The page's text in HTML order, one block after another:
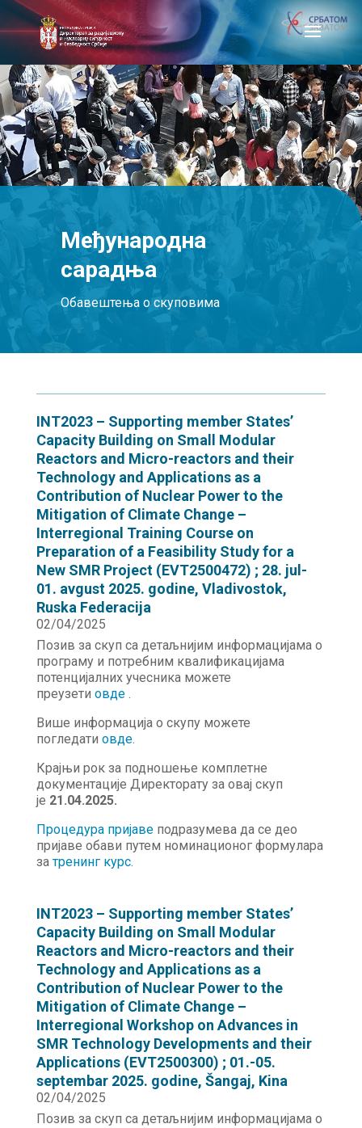
Међународна
сарадња
Обавештења о скуповима
INT2023 – Supporting member States’
Capacity Building on Small Modular
Reactors and Micro-reactors and their
Technology and Applications as a
Contribution of Nuclear Power to the
Mitigation of Climate Change –
Interregional Training Course on
Preparation of a Feasibility Study for a
New SMR Project (EVT2500472) ; 28. jul-
01. avgust 2025. godine, Vladivostok,
Ruska Federacija
02/04/2025
Позив за скуп са детаљнијим информацијама о
програму и потребним квалификацијама
потенцијалних учесника можете
преузети овде .
Више информација о скупу можете
погледати овде.
Крајњи рок за подношење комплетне
документације Директорату за овај скуп
је 21.04.2025.
Процедура пријавеподразумева да се део
пријаве обави путем номинационог формулара
затренинг курс.
INT2023 – Supporting member States’
Capacity Building on Small Modular
Reactors and Micro-reactors and their
Technology and Applications as a
Contribution of Nuclear Power to the
Mitigation of Climate Change –
Interregional Workshop on Advances in
SMR Technology Developments and their
Applications (EVT2500300) ; 01.-05.
septembar 2025. godine, Šangaj, Kina
02/04/2025
Позив за скуп са детаљнијим информацијама о